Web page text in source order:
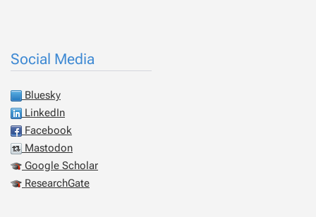
Social Media
Bluesky
LinkedIn
Facebook
Mastodon
Google Scholar
ResearchGate